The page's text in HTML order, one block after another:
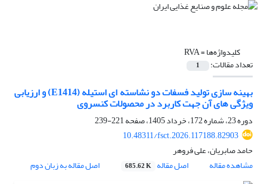
کلیدواژه‌ها =RVA
تعداد مقالات: 1
بهینه سازی تولید فسفات دو نشاسته ای استیله (E1414) و ارزیابی
ویژگی‎‎‎ های آن جهت کاربرد در محصولات کنسروی
دوره 23، شماره 172، خرداد 1405، صفحه
221-239
10.48311/fsct.2026.117188.82903
حامد صابریان، علی فروهر
مشاهده مقاله
اصل مقاله 685.62 K اصل مقاله به زبان دوم